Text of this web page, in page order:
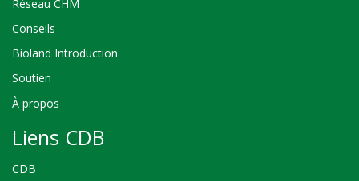
Réseau CHM
Conseils
Bioland Introduction
Soutien
À propos
Liens CDB
CDB